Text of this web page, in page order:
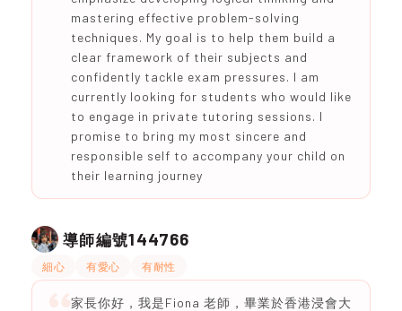
mastering effective problem-solving
techniques. My goal is to help them build a
clear framework of their subjects and
confidently tackle exam pressures. I am
currently looking for students who would like
to engage in private tutoring sessions. I
promise to bring my most sincere and
responsible self to accompany your child on
their learning journey
導師編號144766
細心 有愛心 有耐性
家長你好，我是Fiona 老師，畢業於香港浸會大